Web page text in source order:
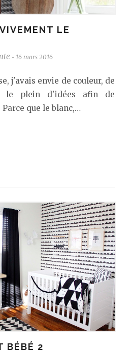
LE
- 16 mars 2016
j'avais envie de couleur, de
le plein d'idées afin de
que le blanc,…
BÉBÉ 2